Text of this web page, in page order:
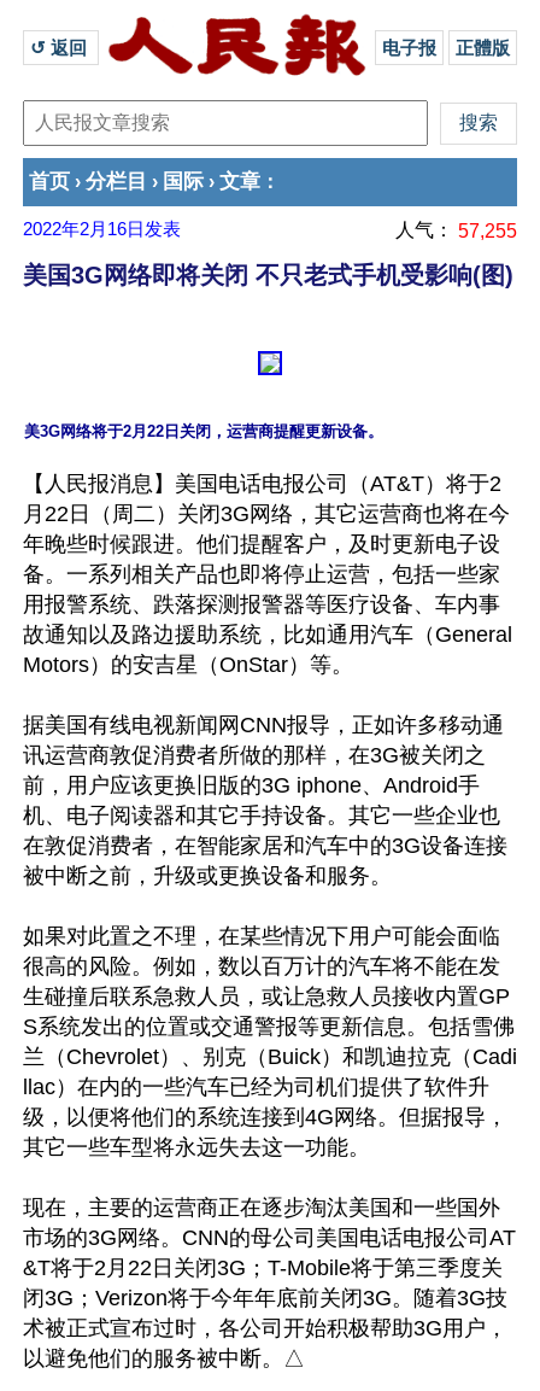
↺ 返回 电子报 正體版
首页 › 分栏目 › 国际 › 文章 ：
2022年2月16日 发表 人气： 57,255
美国3G网络即将关闭 不只老式手机受影响(图)
【人民报消息】美国电话电报公司（AT&T）将于2
月22日（周二）关闭3G网络，其它运营商也将在今
年晚些时候跟进。他们提醒客户，及时更新电子设
备。一系列相关产品也即将停止运营，包括一些家
用报警系统、跌落探测报警器等医疗设备、车内事
故通知以及路边援助系统，比如通用汽车（General
Motors）的安吉星（OnStar）等。
据美国有线电视新闻网CNN报导，正如许多移动通
讯运营商敦促消费者所做的那样，在3G被关闭之
前，用户应该更换旧版的3G iphone、Android手
机、电子阅读器和其它手持设备。其它一些企业也
在敦促消费者，在智能家居和汽车中的3G设备连接
被中断之前，升级或更换设备和服务。
如果对此置之不理，在某些情况下用户可能会面临
很高的风险。例如，数以百万计的汽车将不能在发
生碰撞后联系急救人员，或让急救人员接收内置GP
S系统发出的位置或交通警报等更新信息。包括雪佛
兰（Chevrolet）、别克（Buick）和凯迪拉克（Cadi
llac）在内的一些汽车已经为司机们提供了软件升
级，以便将他们的系统连接到4G网络。但据报导，
其它一些车型将永远失去这一功能。
现在，主要的运营商正在逐步淘汰美国和一些国外
市场的3G网络。CNN的母公司美国电话电报公司AT
&T将于2月22日关闭3G；T-Mobile将于第三季度关
闭3G；Verizon将于今年年底前关闭3G。随着3G技
术被正式宣布过时，各公司开始积极帮助3G用户，